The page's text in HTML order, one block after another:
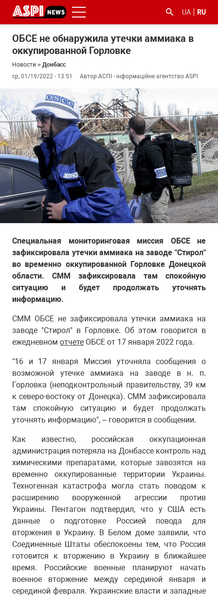
UA RU
ОБСЕ не обнаружила утечки аммиака в
оккупированной Горловке
Новости » Донбасс
ср, 01/19/2022 - 13:51
Автор:АСПІ - інформаційне агентство ASPI
Специальная мониторинговая миссия ОБСЕ не
зафиксировала утечки аммиака на заводе "Стирол"
во временно оккупированной Горловке Донецкой
области. СММ зафиксировала там спокойную
ситуацию и будет продолжать уточнять
информацию.
СММ ОБСЕ не зафиксировала утечки аммиака на
заводе "Стирол" в Горловке. Об этом говорится в
ежедневном отчете ОБСЕ от 17 января 2022 года.
"16 и 17 января Миссия уточняла сообщения о
возможной утечке аммиака на заводе в н. п.
Горловка (неподконтрольный правительству, 39 км
к северо-востоку от Донецка). СММ зафиксировала
там спокойную ситуацию и будет продолжать
уточнять информацию", – говорится в сообщении.
Как известно, российская оккупационная
администрация потеряла на Донбассе контроль над
химическими препаратами, которые завозятся на
временно оккупированные территории Украины.
Техногенная катастрофа могла стать поводом к
расширению вооруженной агрессии против
Украины. Пентагон подтвердил, что у США есть
данные о подготовке Россией повода для
вторжения в Украину. В Белом доме заявили, что
Соединенные Штаты обеспокоены тем, что Россия
готовится к вторжению в Украину в ближайшее
время. Российские военные планируют начать
военное вторжение между серединой января и
серединой февраля. Украинские власти и западные
#ООС
#боротьба
з
корупцією
#гфс #Киев #коронавірус